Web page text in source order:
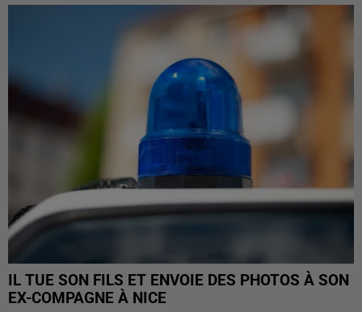
IL TUE SON FILS ET ENVOIE DES PHOTOS À SON
EX-COMPAGNE À NICE